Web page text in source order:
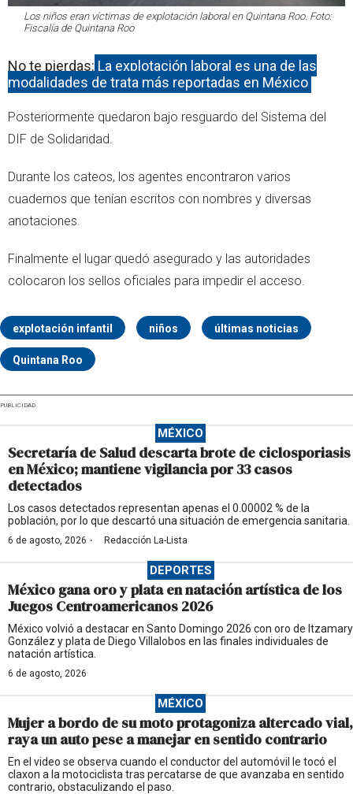
Los niños eran víctimas de explotación laboral en Quintana Roo. Foto:
Fiscalía de Quintana Roo
No te pierdas: La explotación laboral es una de las
modalidades de trata más reportadas en México
Posteriormente quedaron bajo resguardo del Sistema del
DIF de Solidaridad.
Durante los cateos, los agentes encontraron varios
cuadernos que tenían escritos con nombres y diversas
anotaciones.
Finalmente el lugar quedó asegurado y las autoridades
colocaron los sellos oficiales para impedir el acceso.
explotación infantil niños últimas noticias
Quintana Roo
PUBLICIDAD
MÉXICO
Secretaría de Salud descarta brote de ciclosporiasis
en México; mantiene vigilancia por 33 casos
detectados
Los casos detectados representan apenas el 0.00002 % de la
población, por lo que descartó una situación de emergencia sanitaria.
6 de agosto, 2026 · Redacción La-Lista
DEPORTES
México gana oro y plata en natación artística de los
Juegos Centroamericanos 2026
México volvió a destacar en Santo Domingo 2026 con oro de Itzamary
González y plata de Diego Villalobos en las finales individuales de
natación artística.
6 de agosto, 2026
MÉXICO
Mujer a bordo de su moto protagoniza altercado vial,
raya un auto pese a manejar en sentido contrario
En el video se observa cuando el conductor del automóvil le tocó el
claxon a la motociclista tras percatarse de que avanzaba en sentido
contrario, obstaculizando el paso.